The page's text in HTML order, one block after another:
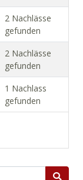
2 Nachlässe
gefunden
2 Nachlässe
gefunden
1 Nachlass
gefunden